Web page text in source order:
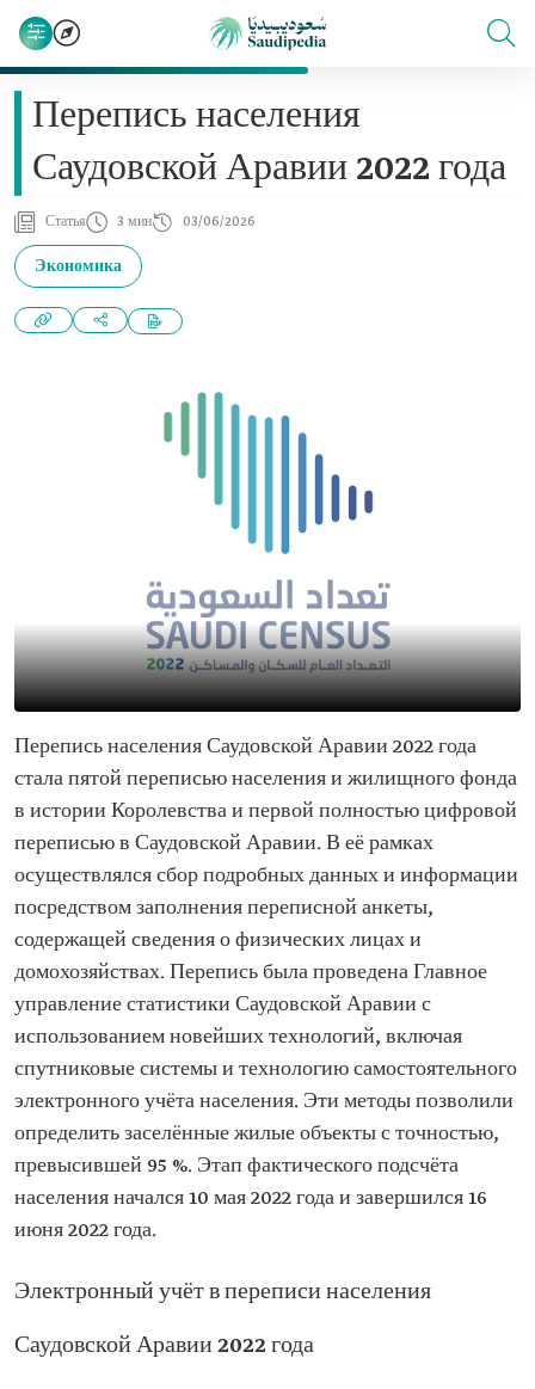
Перепись населения
Саудовской Аравии 2022 года
Статья 3 мин 03/06/2026
Экономика
Перепись населения Саудовской Аравии 2022 года
стала пятой переписью населения и жилищного фонда
в истории Королевства и первой полностью цифровой
переписью в Саудовской Аравии. В её рамках
осуществлялся сбор подробных данных и информации
посредством заполнения переписной анкеты,
содержащей сведения о физических лицах и
домохозяйствах. Перепись была проведена Главное
управление статистики Саудовской Аравии с
использованием новейших технологий, включая
спутниковые системы и технологию самостоятельного
электронного учёта населения. Эти методы позволили
определить заселённые жилые объекты с точностью,
превысившей 95 %. Этап фактического подсчёта
населения начался 10 мая 2022 года и завершился 16
июня 2022 года.
Электронный учёт в переписи населения
Саудовской Аравии 2022 года